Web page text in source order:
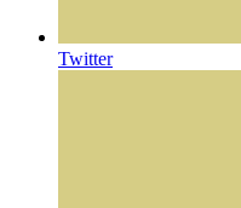
Twitter